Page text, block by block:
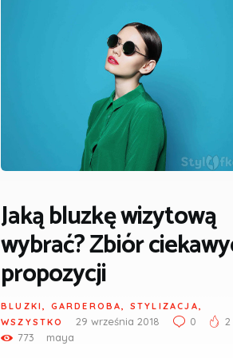
Jaką bluzkę wizytową
wybrać? Zbiór
propozycji
BLUZKI, GARDEROBA, STYLIZACJA,
WSZYSTKO
29 września 2018 0
2
773
maya